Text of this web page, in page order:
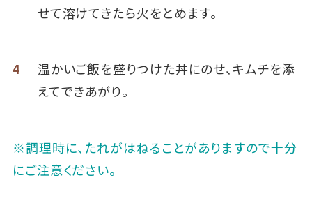
せて溶けてきたら火をとめます。
4
温かいご飯を盛りつけた丼にのせ、キムチを添
えてできあがり。
※調理時に、たれがはねることがありますので十分
にご注意ください。